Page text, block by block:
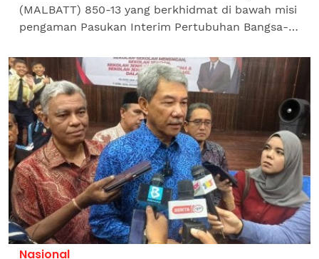
(MALBATT) 850-13 yang berkhidmat di bawah misi
pengaman Pasukan Interim Pertubuhan Bangsa-
mengekalkan tahap kewaspadaan...
Nasional